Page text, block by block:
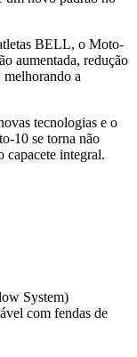
BELL, o Moto-
aumentada, redução
melhorando a
tecnologias e o
10 se torna não
capacete integral.
System)
com fendas de